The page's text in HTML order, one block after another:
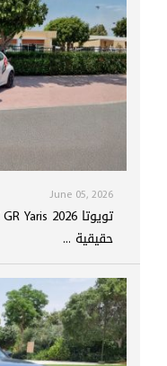
June 05, 2026
حقيقية ...